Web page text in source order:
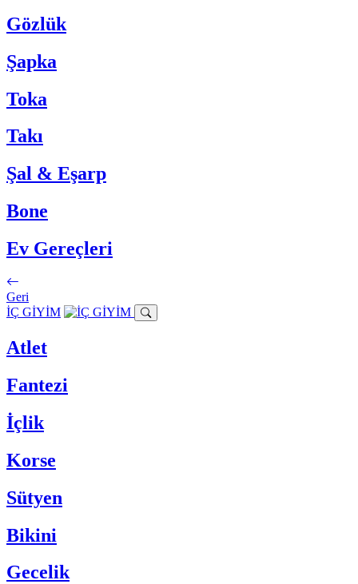
Gözlük
Şapka
Toka
Takı
Şal & Eşarp
Bone
Ev Gereçleri
Geri
İÇ GİYİM
Atlet
Fantezi
İçlik
Korse
Sütyen
Bikini
Gecelik